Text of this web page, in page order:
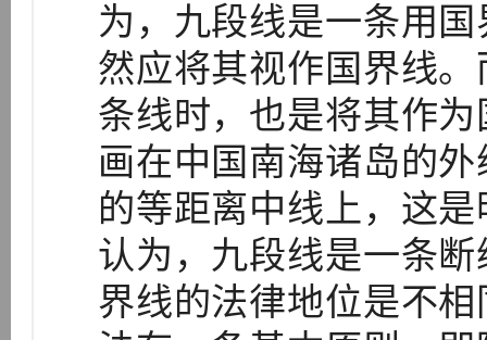
为，九段线是一条用
然应将其视作国界线
条线时，也是将其作
画在中国南海诸岛的
的等距离中线上，这
认为，九段线是一条
界线的法律地位是不